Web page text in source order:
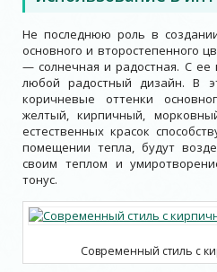
Не последнюю роль в
основного и второстепенного
— солнечная и радостная. С
любой радостный дизайн. В
коричневые оттенки
желтый, кирпичный,
естественных красок
помещении тепла, будут
своим теплом и
тонус.
Современный стиль с